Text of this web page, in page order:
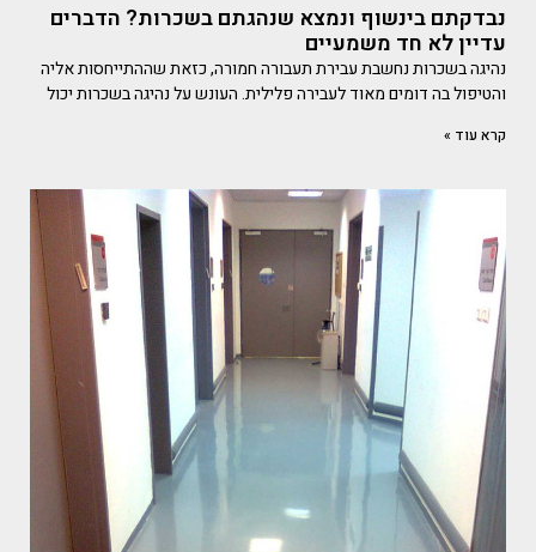
נבדקתם בינשוף ונמצא שנהגתם בשכרות? הדברים
עדיין לא חד משמעיים
נהיגה בשכרות נחשבת עבירת תעבורה חמורה, כזאת שההתייחסות אליה
והטיפול בה דומים מאוד לעבירה פלילית. העונש על נהיגה בשכרות יכול
קרא עוד »